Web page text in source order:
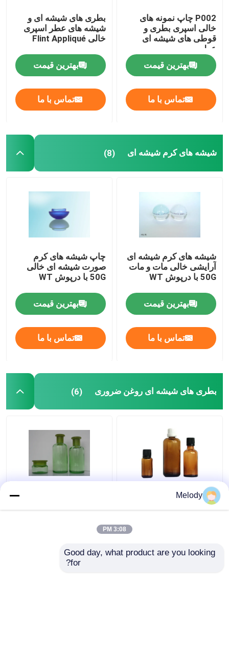
P002 چاپ نمونه های
خالی اسپری بطری و
قوطی های شیشه ای
عطر
بهترین قیمت
تماس با ما
بطری های شیشه ای و
شیشه های عطر اسپری
خالی Flint Appliqué
بهترین قیمت
تماس با ما
شیشه های کرم شیشه ای (8)
شیشه های کرم شیشه ای
آرایشی خالی مات و مات
50G با درپوش WT
بهترین قیمت
تماس با ما
چاپ شیشه های کرم
صورت شیشه ای خالی
50G با درپوش WT
بهترین قیمت
تماس با ما
بطری های شیشه ای روغن ضروری (6)
بطری های شیشه ای
درپوش اوریفیس
Melody
3:08 PM
Good day, what product are you looking
for?